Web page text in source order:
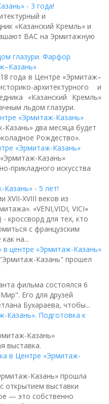
- 3 года!
и
«Казанский Кремль» и
ВАС на Эрмитажную
глазури. Фарфор
года в Центре «Эрмитаж–
архитектурного и
«Казанский Кремль»
льдом глазури.
«Эрмитаж-Казань»
два месяца будет
Рождество».
«Эрмитаж-Казань»
Казань»
прикладного искусства
Казань» - 5 лет!
XVII-XVIII веков из
«VENI,VIDI, VICI»
кроссворд для тех, кто
с французским
на...
центре «Эрмитаж-Казань»
Казань" прошел
фильма состоялся 6
Его для друзей
Бухараева, чтобы...
Казань». Подготовка к
Казань»
выставка.
в Центре «Эрмитаж-
Казань» прошла
открытием выставки
— это собственно